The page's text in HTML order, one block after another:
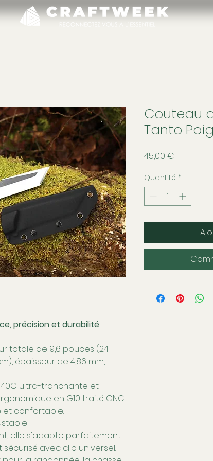
précision et durabilité
totale de 9,6 pouces (24
épaisseur de 4,86 mm,
ultra-tranchante et
en G10 traité CNC
et confortable.
elle s'adapte parfaitement
avec clip universel.
Couteau
Tanto
45,00 €
Quantité *